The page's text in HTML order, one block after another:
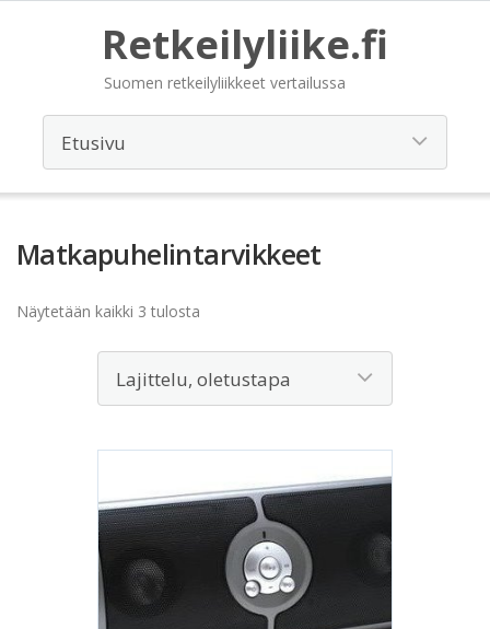
Retkeilyliike.fi
Suomen retkeilyliikkeet vertailussa
Matkapuhelintarvikkeet
Näytetään kaikki 3 tulosta